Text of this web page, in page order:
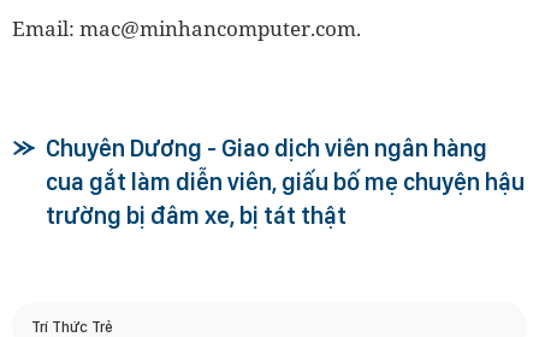
Email: mac@minhancomputer.com.
Chuyên Dương - Giao dịch viên ngân hàng
cua gắt làm diễn viên, giấu bố mẹ chuyện hậu
trường bị đâm xe, bị tát thật
Trí Thức Trẻ